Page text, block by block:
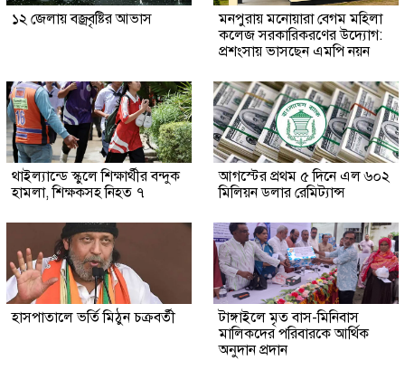
১২ জেলায় বজ্রবৃষ্টির আভাস
মনপুরায় মনোয়ারা বেগম মহিলা
কলেজ সরকারিকরণের উদ্যোগ:
প্রশংসায় ভাসছেন এমপি নয়ন
থাইল্যান্ডে স্কুলে শিক্ষার্থীর বন্দুক
হামলা, শিক্ষকসহ নিহত ৭
আগস্টের প্রথম ৫ দিনে এল ৬০২
মিলিয়ন ডলার রেমিট্যান্স
হাসপাতালে ভর্তি মিঠুন চক্রবর্তী
টাঙ্গাইলে মৃত বাস-মিনিবাস
মালিকদের পরিবারকে আর্থিক
অনুদান প্রদান